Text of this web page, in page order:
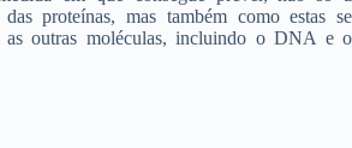
proteínas, mas também como estas se
as outras moléculas, incluindo o DNA e o